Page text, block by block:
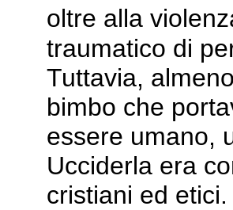
oltre alla
traumatico di
Tuttavia,
bimbo che
essere umano,
Ucciderla era
cristiani ed